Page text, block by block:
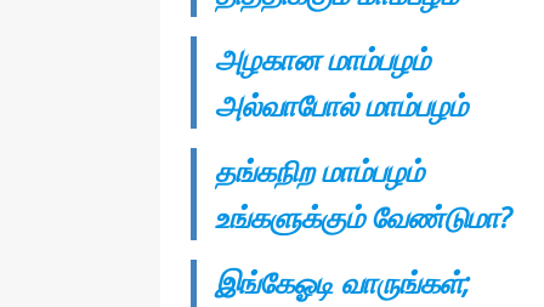
அழகான மாம்பழம்
அல்வாபோல் மாம்பழம்
தங்கநிற மாம்பழம்
உங்களுக்கும் வேண்டுமா?
இங்கேஓடி வாருங்கள்;